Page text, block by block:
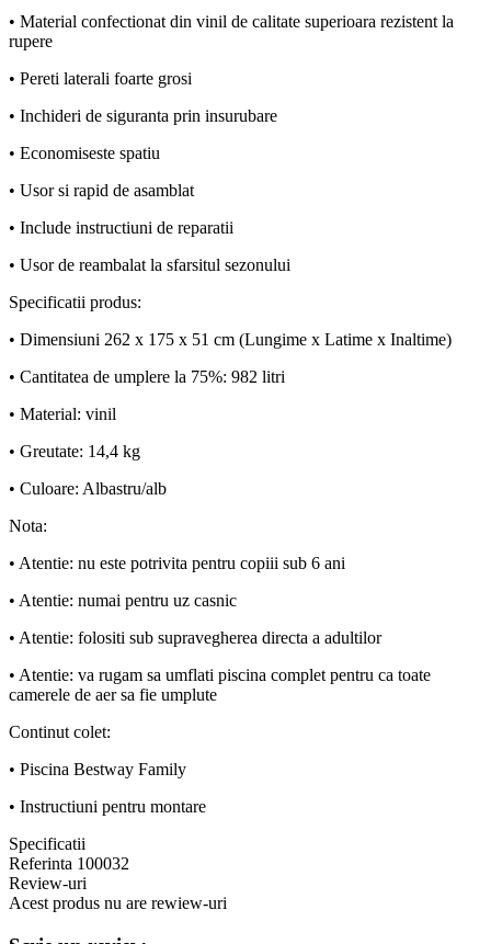
• Material confectionat din vinil de calitate superioara rezistent la
rupere
• Pereti laterali foarte grosi
• Inchideri de siguranta prin insurubare
• Economiseste spatiu
• Usor si rapid de asamblat
• Include instructiuni de reparatii
• Usor de reambalat la sfarsitul sezonului
Specificatii produs:
• Dimensiuni 262 x 175 x 51 cm (Lungime x Latime x Inaltime)
• Cantitatea de umplere la 75%: 982 litri
• Material: vinil
• Greutate: 14,4 kg
• Culoare: Albastru/alb
Nota:
• Atentie: nu este potrivita pentru copiii sub 6 ani
• Atentie: numai pentru uz casnic
• Atentie: folositi sub supravegherea directa a adultilor
• Atentie: va rugam sa umflati piscina complet pentru ca toate
camerele de aer sa fie umplute
Continut colet:
• Piscina Bestway Family
• Instructiuni pentru montare
Specificatii
Referinta 100032
Review-uri
Acest produs nu are rewiew-uri